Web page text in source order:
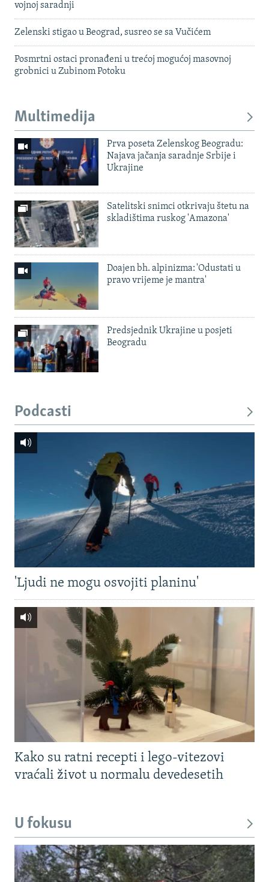
vojnoj saradnji
Zelenski stigao u Beograd, susreo se sa Vučićem
Posmrtni ostaci pronađeni u trećoj mogućoj masovnoj
grobnici u Zubinom Potoku
Multimedija
Prva poseta Zelenskog Beogradu:
Najava jačanja saradnje Srbije i
Ukrajine
Satelitski snimci otkrivaju štetu na
skladištima ruskog 'Amazona'
Doajen bh. alpinizma: 'Odustati u
pravo vrijeme je mantra'
Predsjednik Ukrajine u posjeti
Beogradu
Podcasti
'Ljudi ne mogu osvojiti planinu'
Kako su ratni recepti i lego-vitezovi
vraćali život u normalu devedesetih
U fokusu